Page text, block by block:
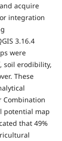
acquire
integration
3.16.4
were
soil erodibility,
These
Combination
potential map
that 49%